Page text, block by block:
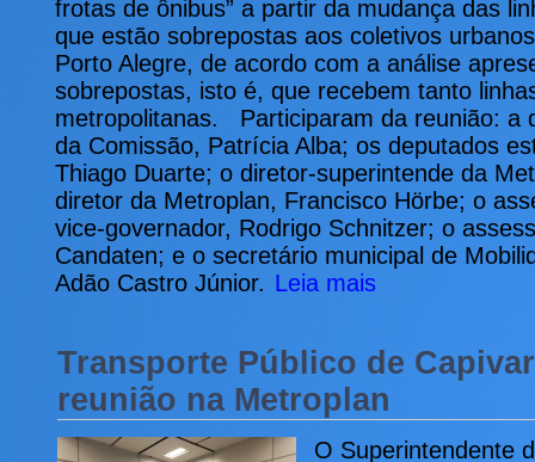
frotas de ônibus” a partir da mudança das
que estão sobrepostas aos coletivos
Porto Alegre, de acordo com a análise
sobrepostas, isto é, que recebem tanto
metropolitanas. Participaram da reunião: a
da Comissão, Patrícia Alba; os deputados
Thiago Duarte; o diretor-superintende da
diretor da Metroplan, Francisco Hörbe; o
vice-governador, Rodrigo Schnitzer; o
Candaten; e o secretário municipal de
Adão Castro Júnior. Leia mais
Transporte Público de
reunião na Metroplan
O Superintendente